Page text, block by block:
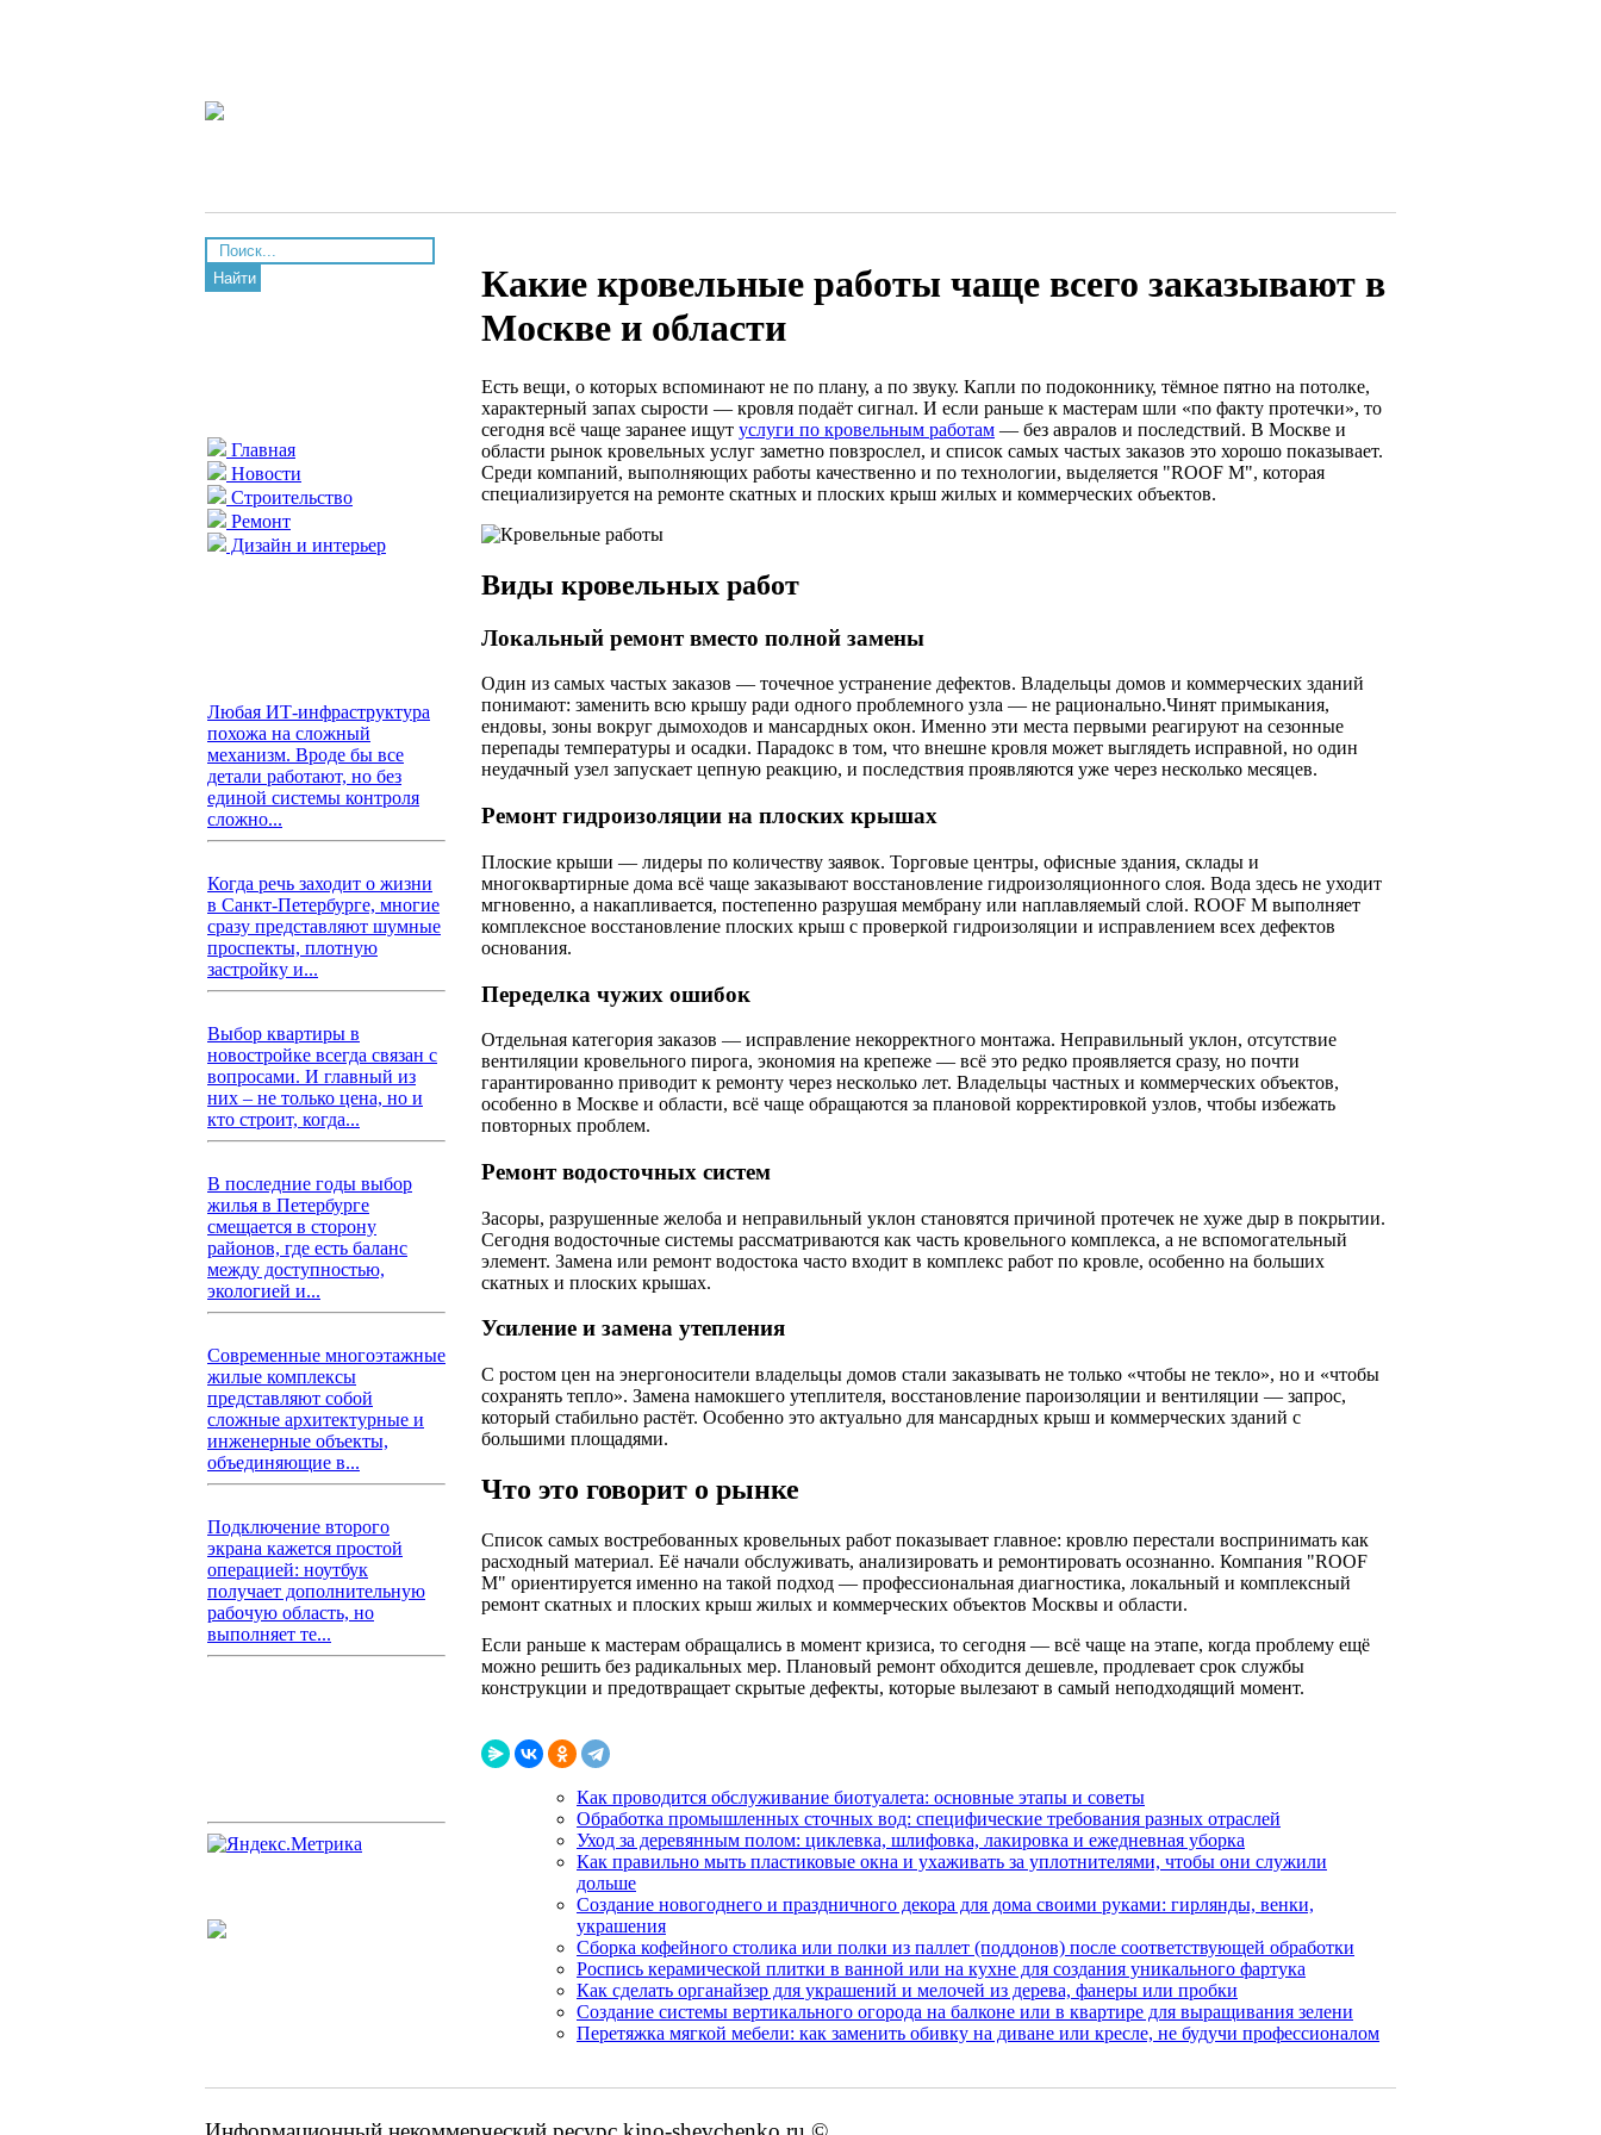
Найти
Главная
Новости
Строительство
Ремонт
Дизайн и интерьер
Любая ИТ-инфраструктура
похожа на сложный
механизм. Вроде бы все
детали работают, но без
единой системы контроля
сложно...
Когда речь заходит о жизни
в Санкт-Петербурге, многие
сразу представляют шумные
проспекты, плотную
застройку и...
Выбор квартиры в
новостройке всегда связан с
вопросами. И главный из
них – не только цена, но и
кто строит, когда...
В последние годы выбор
жилья в Петербурге
смещается в сторону
районов, где есть баланс
между доступностью,
экологией и...
Современные многоэтажные
жилые комплексы
представляют собой
сложные архитектурные и
инженерные объекты,
объединяющие в...
Подключение второго
экрана кажется простой
операцией: ноутбук
получает дополнительную
рабочую область, но
выполняет те...
Какие кровельные работы чаще всего заказывают в
Москве и области
Есть вещи, о которых вспоминают не по плану, а по звуку. Капли по подоконнику, тёмное пятно на потолке,
характерный запах сырости — кровля подаёт сигнал. И если раньше к мастерам шли «по факту протечки», то
сегодня всё чаще заранее ищут услуги по кровельным работам — без авралов и последствий. В Москве и
области рынок кровельных услуг заметно повзрослел, и список самых частых заказов это хорошо показывает.
Среди компаний, выполняющих работы качественно и по технологии, выделяется "ROOF M", которая
специализируется на ремонте скатных и плоских крыш жилых и коммерческих объектов.
Виды кровельных работ
Локальный ремонт вместо полной замены
Один из самых частых заказов — точечное устранение дефектов. Владельцы домов и коммерческих зданий
понимают: заменить всю крышу ради одного проблемного узла — не рационально.Чинят примыкания,
ендовы, зоны вокруг дымоходов и мансардных окон. Именно эти места первыми реагируют на сезонные
перепады температуры и осадки. Парадокс в том, что внешне кровля может выглядеть исправной, но один
неудачный узел запускает цепную реакцию, и последствия проявляются уже через несколько месяцев.
Ремонт гидроизоляции на плоских крышах
Плоские крыши — лидеры по количеству заявок. Торговые центры, офисные здания, склады и
многоквартирные дома всё чаще заказывают восстановление гидроизоляционного слоя. Вода здесь не уходит
мгновенно, а накапливается, постепенно разрушая мембрану или наплавляемый слой. ROOF M выполняет
комплексное восстановление плоских крыш с проверкой гидроизоляции и исправлением всех дефектов
основания.
Переделка чужих ошибок
Отдельная категория заказов — исправление некорректного монтажа. Неправильный уклон, отсутствие
вентиляции кровельного пирога, экономия на крепеже — всё это редко проявляется сразу, но почти
гарантированно приводит к ремонту через несколько лет. Владельцы частных и коммерческих объектов,
особенно в Москве и области, всё чаще обращаются за плановой корректировкой узлов, чтобы избежать
повторных проблем.
Ремонт водосточных систем
Засоры, разрушенные желоба и неправильный уклон становятся причиной протечек не хуже дыр в покрытии.
Сегодня водосточные системы рассматриваются как часть кровельного комплекса, а не вспомогательный
элемент. Замена или ремонт водостока часто входит в комплекс работ по кровле, особенно на больших
скатных и плоских крышах.
Усиление и замена утепления
С ростом цен на энергоносители владельцы домов стали заказывать не только «чтобы не текло», но и «чтобы
сохранять тепло». Замена намокшего утеплителя, восстановление пароизоляции и вентиляции — запрос,
который стабильно растёт. Особенно это актуально для мансардных крыш и коммерческих зданий с
большими площадями.
Что это говорит о рынке
Список самых востребованных кровельных работ показывает главное: кровлю перестали воспринимать как
расходный материал. Её начали обслуживать, анализировать и ремонтировать осознанно. Компания "ROOF
M" ориентируется именно на такой подход — профессиональная диагностика, локальный и комплексный
ремонт скатных и плоских крыш жилых и коммерческих объектов Москвы и области.
Если раньше к мастерам обращались в момент кризиса, то сегодня — всё чаще на этапе, когда проблему ещё
можно решить без радикальных мер. Плановый ремонт обходится дешевле, продлевает срок службы
конструкции и предотвращает скрытые дефекты, которые вылезают в самый неподходящий момент.
Как проводится обслуживание биотуалета: основные этапы и советы
Обработка промышленных сточных вод: специфические требования разных отраслей
Уход за деревянным полом: циклевка, шлифовка, лакировка и ежедневная уборка
Как правильно мыть пластиковые окна и ухаживать за уплотнителями, чтобы они служили
дольше
Создание новогоднего и праздничного декора для дома своими руками: гирлянды, венки,
украшения
Сборка кофейного столика или полки из паллет (поддонов) после соответствующей обработки
Роспись керамической плитки в ванной или на кухне для создания уникального фартука
Как сделать органайзер для украшений и мелочей из дерева, фанеры или пробки
Создание системы вертикального огорода на балконе или в квартире для выращивания зелени
Перетяжка мягкой мебели: как заменить обивку на диване или кресле, не будучи профессионалом